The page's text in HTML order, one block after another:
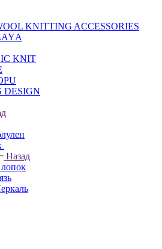
KNITTING ACCESSORIES
KNIT
DЕSIGN
Назад